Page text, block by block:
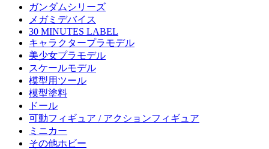
ガンダムシリーズ
メガミデバイス
30 MINUTES LABEL
キャラクタープラモデル
美少女プラモデル
スケールモデル
模型用ツール
模型塗料
ドール
可動フィギュア / アクションフィギュア
ミニカー
その他ホビー